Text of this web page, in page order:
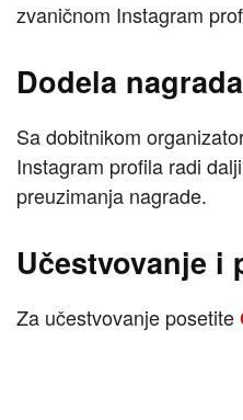
zvaničnom Instagram
Dodela nagrada
Sa dobitnikom
Instagram profila radi
preuzimanja nagrade.
Učestvovanje i
Za učestvovanje posetite